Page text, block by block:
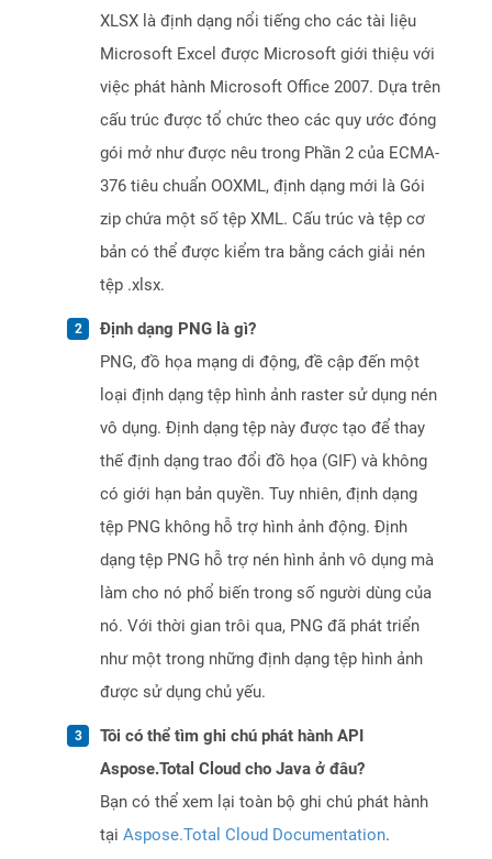
XLSX là định dạng nổi tiếng cho các tài liệu
Microsoft Excel được Microsoft giới thiệu với
việc phát hành Microsoft Office 2007. Dựa trên
cấu trúc được tổ chức theo các quy ước đóng
gói mở như được nêu trong Phần 2 của ECMA-
376 tiêu chuẩn OOXML, định dạng mới là Gói
zip chứa một số tệp XML. Cấu trúc và tệp cơ
bản có thể được kiểm tra bằng cách giải nén
tệp .xlsx.
Định dạng PNG là gì?
PNG, đồ họa mạng di động, đề cập đến một
loại định dạng tệp hình ảnh raster sử dụng nén
vô dụng. Định dạng tệp này được tạo để thay
thế định dạng trao đổi đồ họa (GIF) và không
có giới hạn bản quyền. Tuy nhiên, định dạng
tệp PNG không hỗ trợ hình ảnh động. Định
dạng tệp PNG hỗ trợ nén hình ảnh vô dụng mà
làm cho nó phổ biến trong số người dùng của
nó. Với thời gian trôi qua, PNG đã phát triển
như một trong những định dạng tệp hình ảnh
được sử dụng chủ yếu.
Tôi có thể tìm ghi chú phát hành API
Aspose.Total Cloud cho Java ở đâu?
Bạn có thể xem lại toàn bộ ghi chú phát hành
tại Aspose.Total Cloud Documentation.